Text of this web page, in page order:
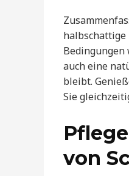
halbschattige
auch eine
bleibt.
Sie
von